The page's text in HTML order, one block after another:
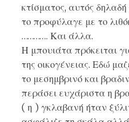
κτίσματος, αυτός
το προφύλαγε με το
…………. Και άλλα.
Η μπουιάτα πρόκειται
της οικογένειας. Εδώ
το μεσημβρινό και
περάσει ευχάριστα η
( η ) γκλαβανή ήταν